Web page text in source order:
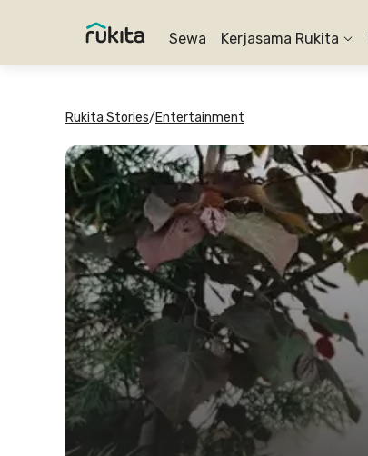
Sewa Kerjasama Rukita
Rukita Stories/Entertainment